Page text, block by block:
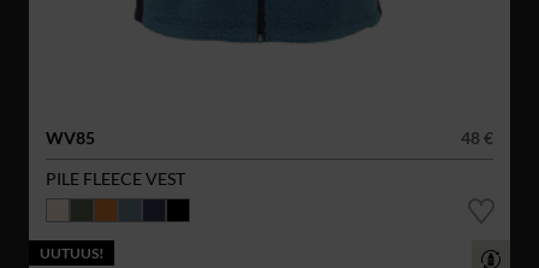
WV85
48 €
PILE FLEECE VEST
UUTUUS!